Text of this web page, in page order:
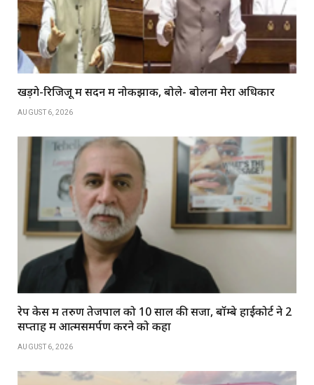
खड़गे-रिजिजू में सदन में नोकझोंक, बोले- बोलना मेरा अधिकार
AUGUST 6, 2026
रेप केस में तरुण तेजपाल को 10 साल की सजा, बॉम्बे हाईकोर्ट ने 2
सप्ताह में आत्मसमर्पण करने को कहा
AUGUST 6, 2026